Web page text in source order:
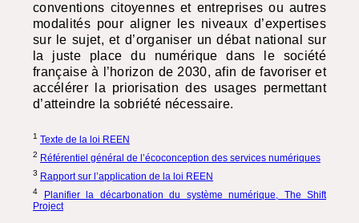
conventions citoyennes et entreprises ou autres
modalités pour aligner les niveaux d’expertises
sur le sujet, et d’organiser un débat national sur
la juste place du numérique dans le société
française à l’horizon de 2030, afin de favoriser et
accélérer la priorisation des usages permettant
d’atteindre la sobriété nécessaire.
1 Texte de la loi REEN
2 Référentiel général de l’écoconception des services numériques
3 Rapport sur l’application de la loi REEN
4
Planifier la décarbonation du système numérique, The Shift
Project